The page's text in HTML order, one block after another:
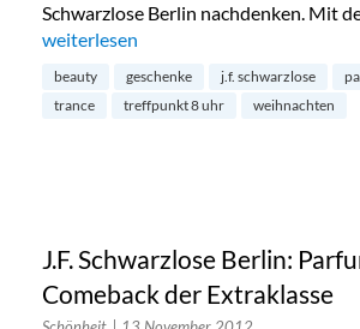
Schwarzlose Berlin nachdenken. Mit
„Parfum von J.F. Schwarzlose Berlin“
weiterlesen
beauty geschenke j.f. schwarzlose
trance
treffpunkt 8 uhr weihnachten
J.F. Schwarzlose Berlin:
Comeback der Extraklasse